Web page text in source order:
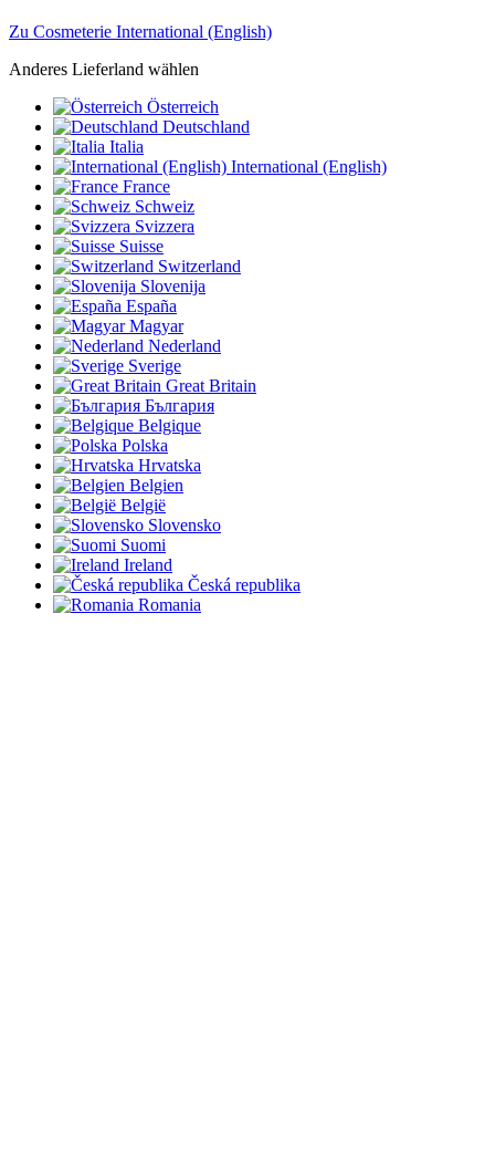
Zu Cosmeterie International (English)
Anderes Lieferland wählen
Österreich
Deutschland
Italia
International (English)
France
Schweiz
Svizzera
Suisse
Switzerland
Slovenija
España
Magyar
Nederland
Sverige
Great Britain
България
Belgique
Polska
Hrvatska
Belgien
België
Slovensko
Suomi
Ireland
Česká republika
Romania